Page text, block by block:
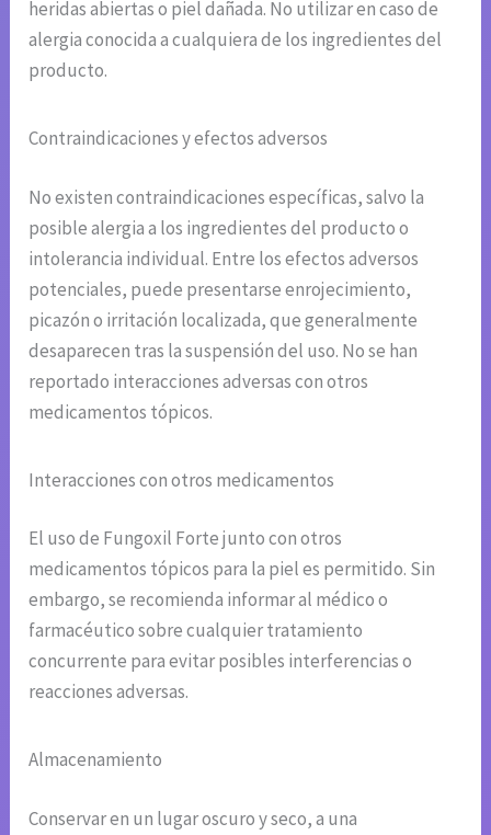
heridas abiertas o piel dañada. No utilizar en caso de
alergia conocida a cualquiera de los ingredientes del
producto.
Contraindicaciones y efectos adversos
No existen contraindicaciones específicas, salvo la
posible alergia a los ingredientes del producto o
intolerancia individual. Entre los efectos adversos
potenciales, puede presentarse enrojecimiento,
picazón o irritación localizada, que generalmente
desaparecen tras la suspensión del uso. No se han
reportado interacciones adversas con otros
medicamentos tópicos.
Interacciones con otros medicamentos
El uso de Fungoxil Forte junto con otros
medicamentos tópicos para la piel es permitido. Sin
embargo, se recomienda informar al médico o
farmacéutico sobre cualquier tratamiento
concurrente para evitar posibles interferencias o
reacciones adversas.
Almacenamiento
Conservar en un lugar oscuro y seco, a una